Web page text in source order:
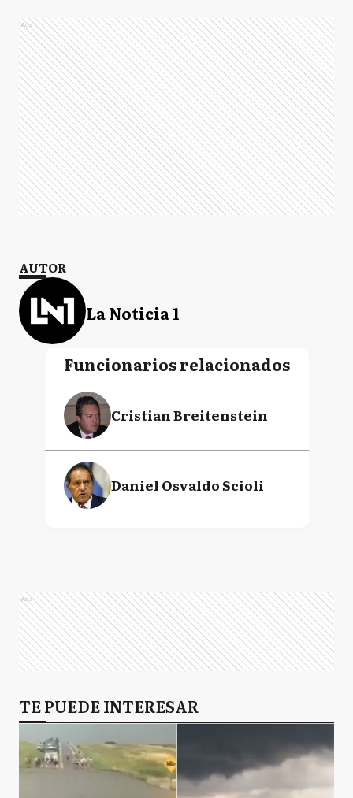
Ads
AUTOR
La Noticia 1
Funcionarios relacionados
Cristian Breitenstein
Daniel Osvaldo Scioli
Ads
TE PUEDE INTERESAR